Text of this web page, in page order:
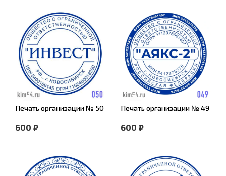
Печать организации № 50
600 ₽
Печать организации № 49
600 ₽